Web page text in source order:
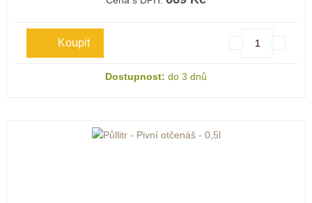
Dostupnost: do 3 dnů